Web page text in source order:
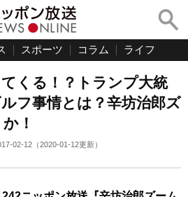
スポーツ コラム ライフ
くる！？トランプ大統
フ事情とは？辛坊治郎ズ
！
02-12 （2020-01-12更新）